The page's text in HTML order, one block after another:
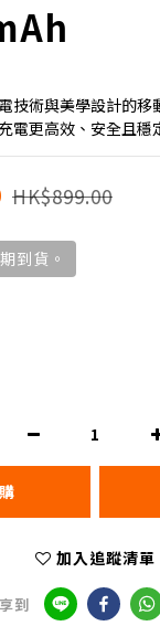
技術與美學設計的移
電更高效、安全且穩
HK$899.00
到貨。
加入追蹤清單
到